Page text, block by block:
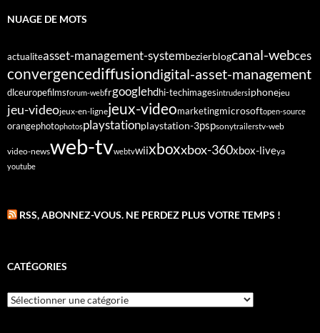
NUAGE DE MOTS
actualiteasset-management-systembezierblogcanal-webces
convergencediffusiondigital-asset-management
dlceuropefilmsforum-webfrgooglehdhi-techimagesintrudersiphonejeu
jeu-videojeux-en-lignejeux-videomarketingmicrosoftopen-source
orangephotophotosplaystationplaystation-3pspsonytrailerstv-web
video-newsweb-tvwebtvwiixboxxbox-360xbox-liveya
youtube
RSS, ABONNEZ-VOUS. NE PERDEZ PLUS VOTRE TEMPS !
CATÉGORIES
Catégories